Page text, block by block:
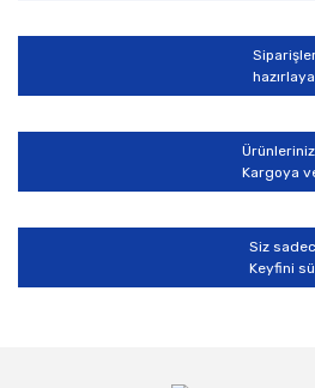
Kargoya
Siz
Keyfini